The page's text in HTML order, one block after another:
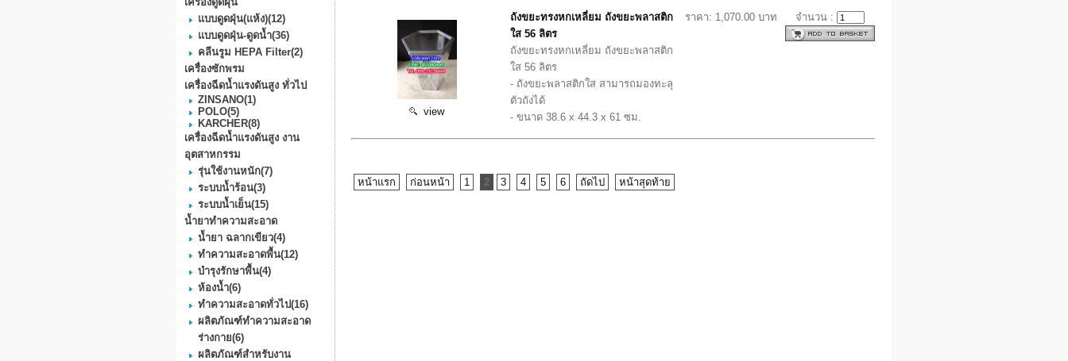
แบบดูดฝุ่น(แห้ง)(12)
แบบดูดฝุ่น-ดูดน้ำ(36)
คลีนรูม HEPA Filter(2)
เครื่องซักพรม
เครื่องฉีดน้ำแรงดันสูง ทั่วไป
ZINSANO(1)
POLO(5)
KARCHER(8)
เครื่องฉีดน้ำแรงดันสูง งาน
อุตสาหกรรม
รุ่นใช้งานหนัก(7)
ระบบน้ำร้อน(3)
ระบบน้ำเย็น(15)
น้ำยาทำความสะอาด
น้ำยา ฉลากเขียว(4)
ทำความสะอาดพื้น(12)
บำรุงรักษาพื้น(4)
ห้องน้ำ(6)
ทำความสะอาดทั่วไป(16)
ผลิตภัณฑ์ทำความสะอาด
ร่างกาย(6)
ผลิตภัณฑ์สำหรับงาน
view
ถังขยะทรงหกเหลี่ยม ถังขยะพลาสติก
ใส 56 ลิตร
ถังขยะทรงหกเหลี่ยม ถังขยะพลาสติก
ใส 56 ลิตร
- ถังขยะพลาสติกใส สามารถมองทะลุ
ตัวถังได้
- ขนาด 38.6 x 44.3 x 61 ซม.
ราคา: 1,070.00 บาท จำนวน :
หน้าแรก ก่อนหน้า 1 2 3 4 5 6 ถัดไป หน้าสุดท้าย